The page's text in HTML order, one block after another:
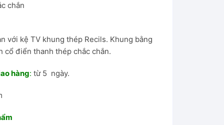
chắn
với kệ TV khung thép Recils. Khung bằng
cổ điển thanh thép chắc chắn.
hàng: từ 5 ngày.